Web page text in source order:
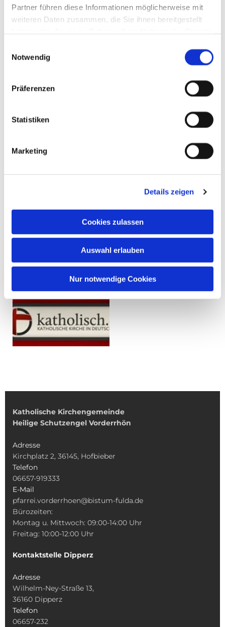
Partner führen diese Informationen möglicherweise mit
weiteren Daten zusammen, die Sie ihnen bereitgestellt
Notwendig
Präferenzen
Statistiken
Marketing
Details zeigen
Cookies zulassen
Auswahl erlauben
Nur notwendige Cookies
Katholische Kirchengemeinde
Heilige Schutzengel Vorderrhön
Adresse
Kirchplatz 2, 36145, Hofbieber
Telefon
06657-919333
E-Mail
pfarrei.vorderrhoen@bistum-fulda.de
Bürozeiten:
Montag u. Mittwoch: 09:00-14:00 Uhr
Freitag: 10:00-12:00 Uhr
Kontaktstelle Dipperz
Adresse
Wilhelm-Ney-Straße 13,
36160 Dipperz
Telefon
06657-232